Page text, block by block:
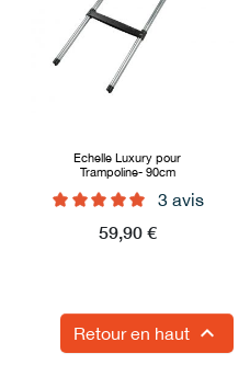
Echelle Luxury pour
Trampoline- 90cm
3 avis
Prix
59,90 €
Retour en haut 